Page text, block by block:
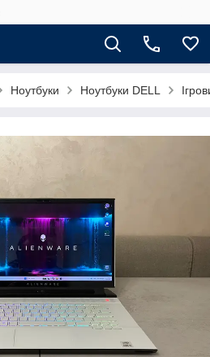
Ноутбуки Ноутбуки DELL